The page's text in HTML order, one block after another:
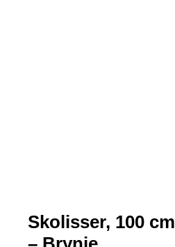
Skolisser, 100 cm